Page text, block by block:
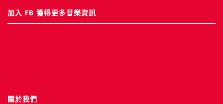
加入 FB 獲得更多音樂資訊
關於我們